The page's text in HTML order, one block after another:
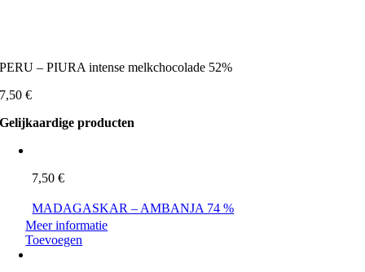
PERU – PIURA intense melkchocolade 52%
7,50€
Gelijkaardige producten
7,50€
MADAGASKAR – AMBANJA 74 %
Meer informatie
Toevoegen